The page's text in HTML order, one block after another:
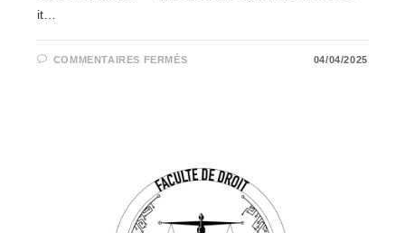
it…
COMMENTAIRES FERMÉSSUR
04/04/2025